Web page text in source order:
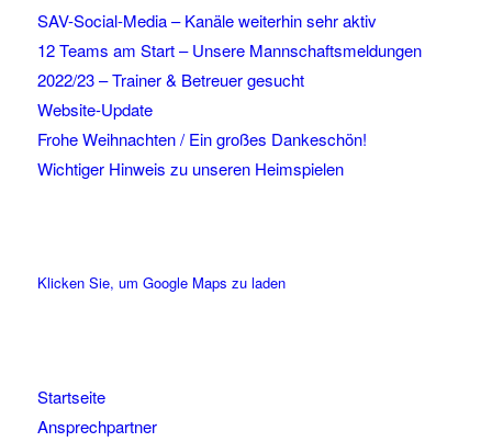
SAV-Social-Media – Kanäle weiterhin sehr aktiv
12 Teams am Start – Unsere Mannschaftsmeldungen
2022/23 – Trainer & Betreuer gesucht
Website-Update
Frohe Weihnachten / Ein großes Dankeschön!
Wichtiger Hinweis zu unseren Heimspielen
Klicken Sie, um Google Maps zu laden
Startseite
Ansprechpartner